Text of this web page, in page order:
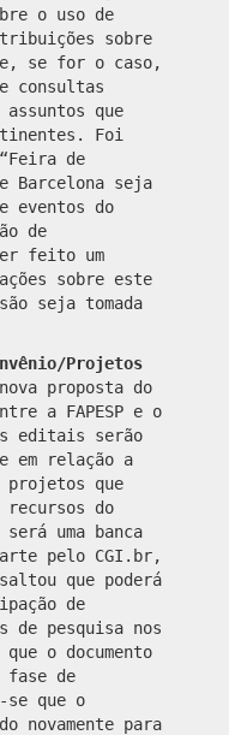
o uso de
sobre
se for o caso,
consultas
que
Foi
de
Barcelona seja
eventos do
de
feito um
sobre este
seja tomada
Projetos
proposta do
a FAPESP e o
editais serão
em relação a
projetos que
recursos do
uma banca
pelo CGI.br,
que poderá
de
pesquisa nos
o documento
fase de
se que o
novamente para